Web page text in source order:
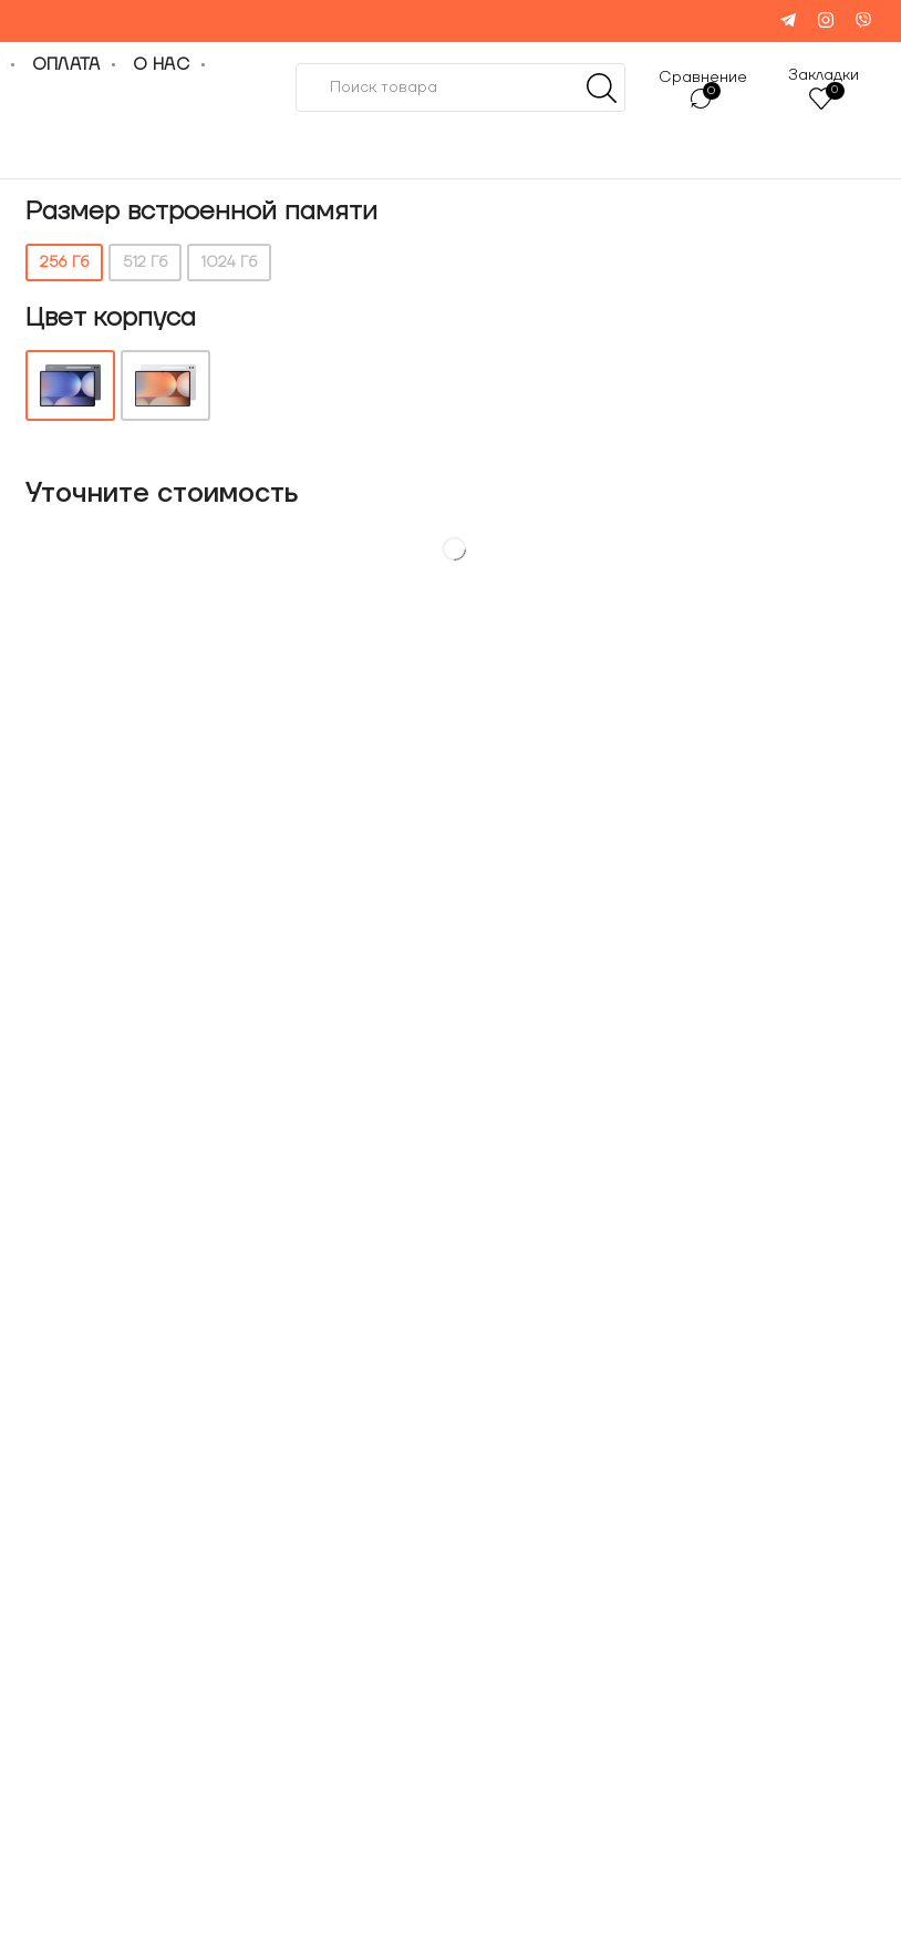
ОПЛАТА О НАС
Сравнение
0
Закладки
0
Размер встроенной памяти
256 Гб 512 Гб 1024 Гб
Цвет корпуса
Уточнитe стоимость